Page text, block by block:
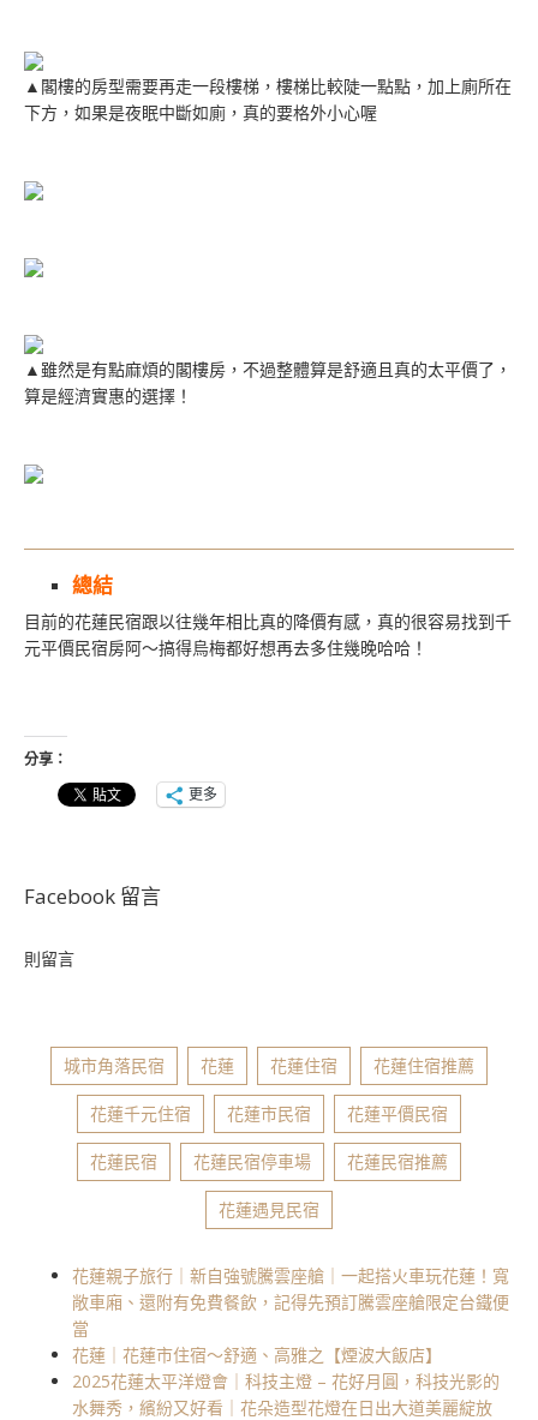
▲閣樓的房型需要再走一段樓梯，樓梯比較陡一點點，加上廁所在
下方，如果是夜眠中斷如廁，真的要格外小心喔
▲雖然是有點麻煩的閣樓房，不過整體算是舒適且真的太平價了，
算是經濟實惠的選擇！
總結
目前的花蓮民宿跟以往幾年相比真的降價有感，真的很容易找到千
元平價民宿房阿～搞得烏梅都好想再去多住幾晚哈哈！
分享：
更多
Facebook 留言
則留言
城市角落民宿 花蓮 花蓮住宿 花蓮住宿推薦
花蓮千元住宿 花蓮市民宿 花蓮平價民宿
花蓮民宿 花蓮民宿停車場 花蓮民宿推薦
花蓮遇見民宿
花蓮親子旅行｜新自強號騰雲座艙｜一起搭火車玩花蓮！寬
敞車廂、還附有免費餐飲，記得先預訂騰雲座艙限定台鐵便
當
花蓮｜花蓮市住宿～舒適、高雅之【煙波大飯店】
2025花蓮太平洋燈會｜科技主燈 – 花好月圓，科技光影的
水舞秀，繽紛又好看｜花朵造型花燈在日出大道美麗綻放